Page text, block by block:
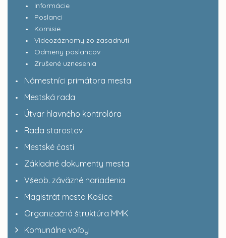
Informácie
Poslanci
Komisie
Videozáznamy zo zasadnutí
Odmeny poslancov
Zrušené uznesenia
Námestníci primátora mesta
Mestská rada
Útvar hlavného kontrolóra
Rada starostov
Mestské časti
Základné dokumenty mesta
Všeob. záväzné nariadenia
Magistrát mesta Košice
Organizačná štruktúra MMK
Komunálne voľby